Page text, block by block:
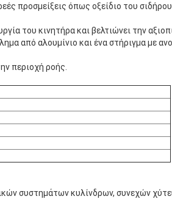
προσμείξεις όπως οξείδιο του
του κινητήρα και βελτιώνει την
από αλουμίνιο και ένα στήριγμα με
περιοχή ροής.
συστημάτων κυλίνδρων, συνεχών